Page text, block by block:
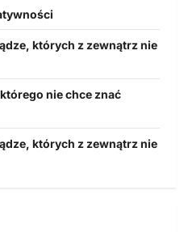
których z zewnątrz nie
nie chce znać
których z zewnątrz nie